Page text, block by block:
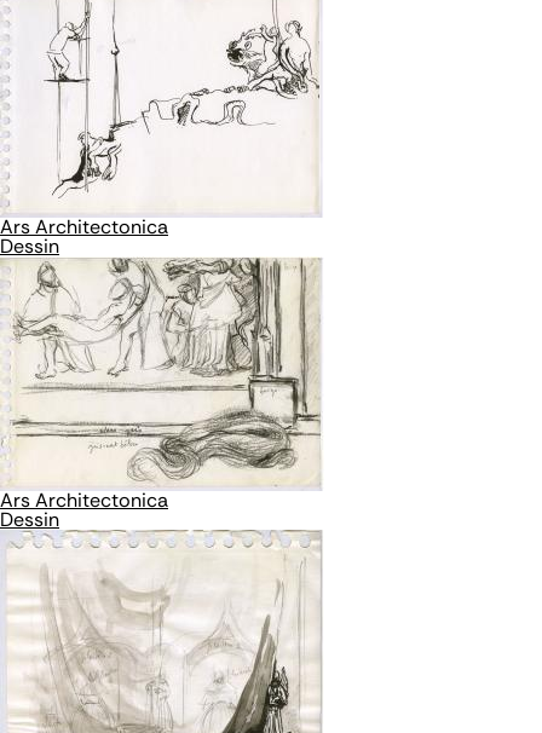
Ars Architectonica
Dessin
Ars Architectonica
Dessin